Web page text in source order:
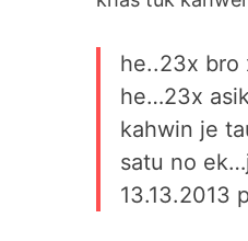
he..23x bro
he…23x
kahwin je
satu no
13.13.2013